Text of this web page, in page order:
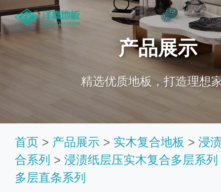
产品展示
精选优质地板，打造理想
首页 > 产品展示 > 实木复合地板 > 浸
合系列 > 浸渍纸层压实木复合多层系列
多层直条系列